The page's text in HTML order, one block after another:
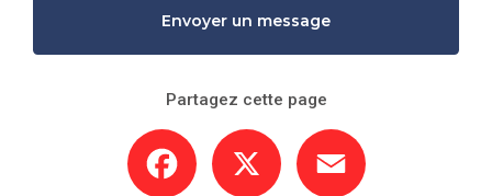
Envoyer un message
Partagez cette page
Facebook